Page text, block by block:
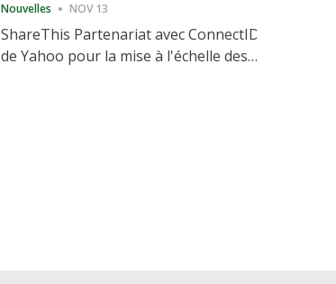
Nouvelles NOV 13
ShareThis Partenariat avec ConnectID
de Yahoo pour la mise à l'échelle des